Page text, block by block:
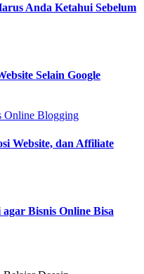
Anda Ketahui Sebelum
Selain Google
Online Blogging
Website, dan Affiliate
Bisnis Online Bisa